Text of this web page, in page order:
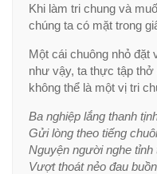
Khi làm tri chung và
chúng ta có mặt trong
Một cái chuông nhỏ đặt
như vậy, ta thực tập
không thể là một vị tri
Ba nghiệp lắng thanh
Gửi lòng theo tiếng
Nguyện người nghe tỉnh
Vượt thoát nẻo đau buồn